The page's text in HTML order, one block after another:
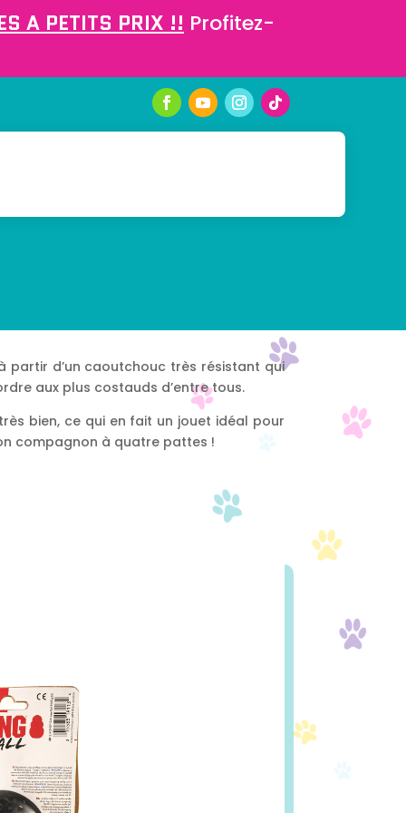
A PETITS PRIX !! Profitez-
partir d’un caoutchouc très résistant qui
aux plus costauds d’entre tous.
bien, ce qui en fait un jouet idéal pour
compagnon à quatre pattes !